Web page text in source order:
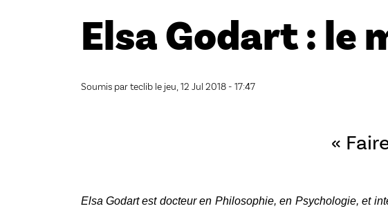
Elsa Godart : le
Soumis parteclible jeu, 12 Jul 2018 - 17:47
«
Elsa Godart est docteur en Philosophie, en Psychologie, et